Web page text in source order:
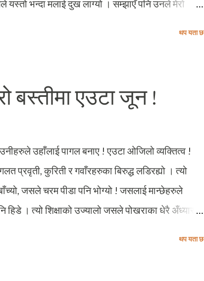
यस्तो भन्दा मलाई दुख लाग्यो । सम्झाएँ पनि उनले मेरो
तर्किक हुनुपर्ने, बहसमुलक हुनुपर्ने, विचार विमर्श र तर्क
केही अभ्यास उस्तो भएनन । हुन त पढ्दापढ्दै एक वर्षमा
सक्दिनँ पनि तर बेलाबेलामा तिमीले कक्षा हुँदै गर्दा पोख्ने
थप यता छ
बस्तीमा एउटा जून !
उहाँलाई पागल बनाए ! एउटा ओजिलो व्यक्तित्व !
प्रवृती, कुरिती र गवाँरहरुका बिरुद्ध लडिरह्यो । त्यो
जसले चरम पीडा पनि भोग्यो ! जसलाई मान्छेहरुले
हिडे । त्यो शिक्षाको उज्यालो जसले पोखराका धेरै अँध्यारा
थप यता छ